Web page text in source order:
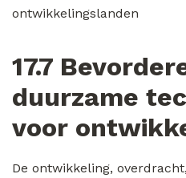
17.7
duurzame
voor
De ontwikkeling,